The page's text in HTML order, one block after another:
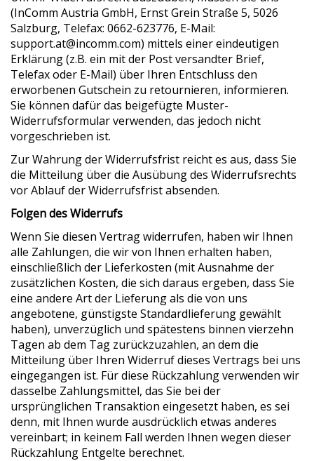
(InComm Austria GmbH, Ernst Grein Straße 5, 5026
Salzburg, Telefax: 0662-623776, E-Mail:
support.at@incomm.com) mittels einer eindeutigen
Erklärung (z.B. ein mit der Post versandter Brief,
Telefax oder E-Mail) über Ihren Entschluss den
erworbenen Gutschein zu retournieren, informieren.
Sie können dafür das beigefügte Muster-
Widerrufsformular verwenden, das jedoch nicht
vorgeschrieben ist.
Zur Wahrung der Widerrufsfrist reicht es aus, dass Sie
die Mitteilung über die Ausübung des Widerrufsrechts
vor Ablauf der Widerrufsfrist absenden.
Folgen des Widerrufs
Wenn Sie diesen Vertrag widerrufen, haben wir Ihnen
alle Zahlungen, die wir von Ihnen erhalten haben,
einschließlich der Lieferkosten (mit Ausnahme der
zusätzlichen Kosten, die sich daraus ergeben, dass Sie
eine andere Art der Lieferung als die von uns
angebotene, günstigste Standardlieferung gewählt
haben), unverzüglich und spätestens binnen vierzehn
Tagen ab dem Tag zurückzuzahlen, an dem die
Mitteilung über Ihren Widerruf dieses Vertrags bei uns
eingegangen ist. Für diese Rückzahlung verwenden wir
dasselbe Zahlungsmittel, das Sie bei der
ursprünglichen Transaktion eingesetzt haben, es sei
denn, mit Ihnen wurde ausdrücklich etwas anderes
vereinbart; in keinem Fall werden Ihnen wegen dieser
Rückzahlung Entgelte berechnet.